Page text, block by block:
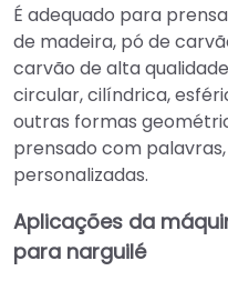
É adequado para
de madeira, pó de
carvão de alta
circular, cilíndrica,
outras formas
prensado com
personalizadas.
Aplicações da
para narguilé